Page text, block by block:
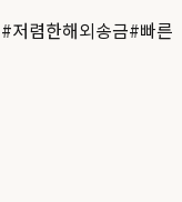
#저렴한해외송금#빠른